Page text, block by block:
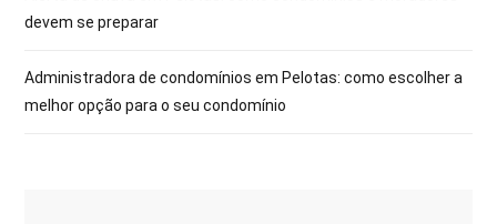
devem se preparar
Administradora de condomínios em Pelotas: como escolher a
melhor opção para o seu condomínio